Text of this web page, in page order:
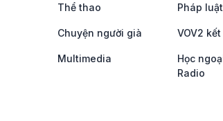
Thể thao Pháp luật
Chuyện người già VOV2
Multimedia
Học
Radio